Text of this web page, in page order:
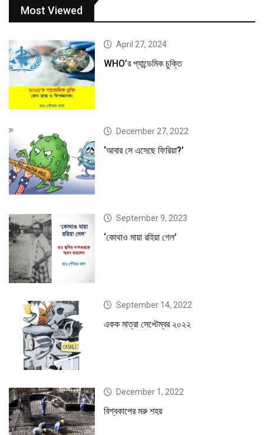
Most Viewed
April 27, 2024
WHO’র প্যান্ডেমিক চুক্তি
December 27, 2022
‘আবার সে এসেছে ফিরিয়া?’
September 9, 2023
‘কোথাও মায়া রহিয়া গেল’
September 14, 2022
একক মাত্রা সেপ্টেম্বর ২০২২
December 1, 2022
বিশ্বকাপের মরু শহর